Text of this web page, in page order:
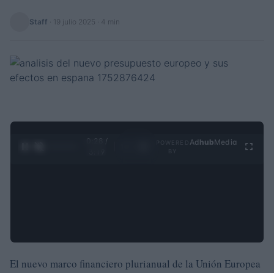
Staff 19 julio 2025 · 4 min
0:28 /
Ad hubMedia
El nuevo marco financiero plurianual de la Unión Europea